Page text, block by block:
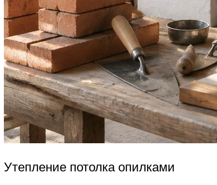
Утепление потолка опилками